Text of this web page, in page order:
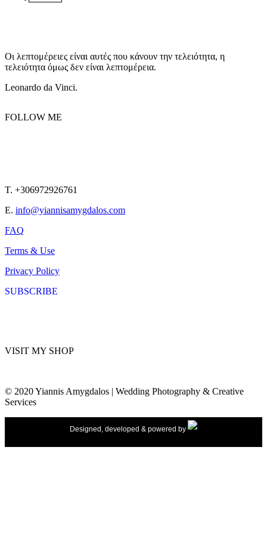
VISIT MY SHOP
Οι λεπτομέρειες είναι αυτές που κάνουν την τελειότητα, η
τελειότητα όμως δεν είναι λεπτομέρεια.
Leonardo da Vinci.
FOLLOW ME
T. +306972926761
E. info@yiannisamygdalos.com
FAQ
Terms & Use
Privacy Policy
SUBSCRIBE
© 2020 Yiannis Amygdalos | Wedding Photography & Creative
Services
Designed, developed & powered by